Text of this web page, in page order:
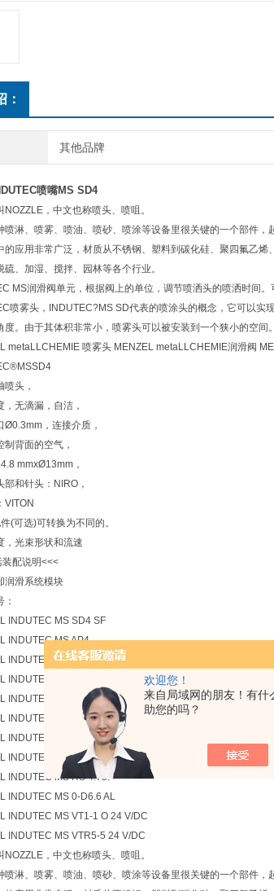
欢迎您！
来自局域网的朋友！有什
助您的吗？
：
其他品牌
喷嘴MS SD4
NOZZLE，中文也称喷头、喷咀。
喷淋、喷雾、喷油、喷砂、喷涂等设备里很关键的一个部件，
的应用非常广泛，材质从不锈钢、塑料到碳化硅、聚四氟乙
硫、加湿、搅拌、园林等各个行业。
润滑阀单元，根据阀上的单位，调节喷洒头的喷洒时间。
雾头，INDUTEC?MS SD代表的喷涂头的概念，它可以实
度。由于其体积非常小，喷雾头可以被安装到一个狭小的空间
喷雾头 MENZEL metaLLCHEMIE润滑阀
头，
无滴漏，自洁，
，连接介质，
背面的空气，
mmxØ13mm，
和针头：NIRO，
可选)可转换为不同的。
光束形状和流速
配说明<<<
滑系统模块
MS SD4 SF
MS AP4
MS SD4
MS RA 4.70.3 M
MS RS 4.75
MS WD4.90
MS RS 4.75.
MS SD4
MS RS 4.75.
MS 0-D6.6 AL
MS VT1-1 O 24 V/DC
MS VTR5-5 24 V/DC
NOZZLE，中文也称喷头、喷咀。
喷淋、喷雾、喷油、喷砂、喷涂等设备里很关键的一个部件，